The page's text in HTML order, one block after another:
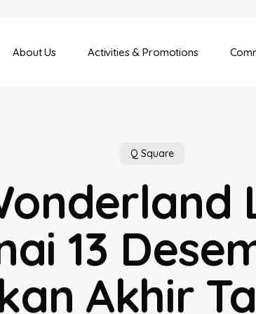
About Us Activities & Promotions
Q Square
13
Akhir